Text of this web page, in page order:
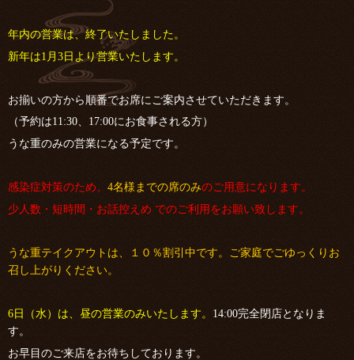
年内の営業は、終了いたしました。
新年は1月3日より営業いたします。
お揃いの方から順番でお席にご案内させていただきます。
（予約は11:30、17:00にお食事される方）
うな重のみの営業になる予定です。
感染症対策のため、4名様までの席のみのご用意になります。
少人数・短時間・お話控えめ でのご利用をお願い致します。
うな重テイクアウトは、１０％割引中です。ご家庭でごゆっくりお
召し上がりください。
6日（水）は、昼の営業のみいたします。 14:00完全閉店となりま
す。
お早目のご来店をお待ちしております。